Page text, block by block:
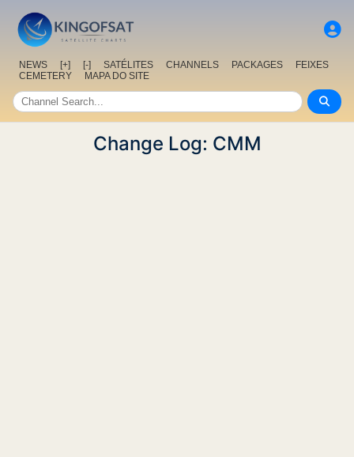
NEWS [+] [-] SATÉLITES CHANNELS PACKAGES
FEIXES
CEMETERY
MAPA DO SITE
Change Log: CMM